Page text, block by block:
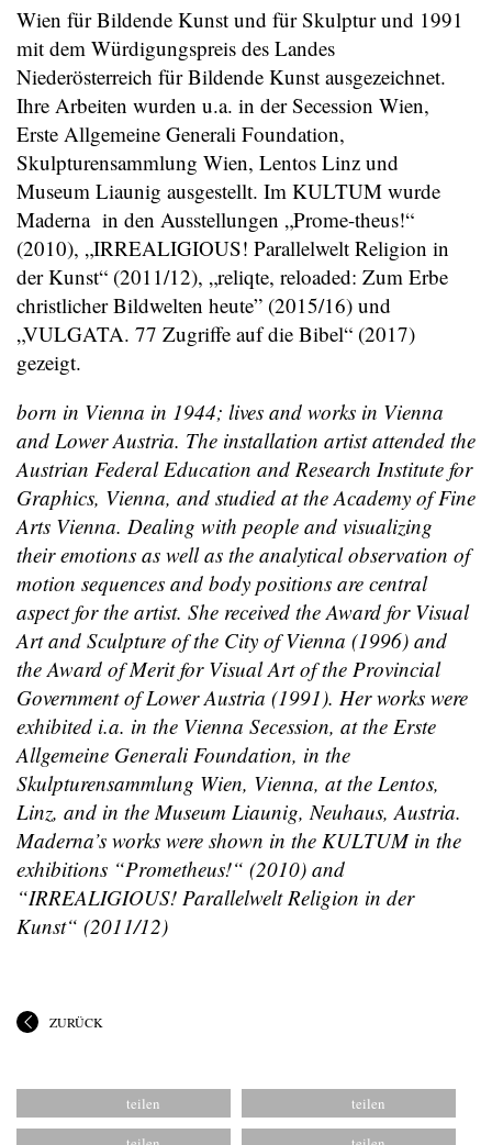
Wien für Bildende Kunst und für Skulptur und 1991
mit dem Würdigungspreis des Landes
Niederösterreich für Bildende Kunst ausgezeichnet.
Ihre Arbeiten wurden u.a. in der Secession Wien,
Erste Allgemeine Generali Foundation,
Skulpturensammlung Wien, Lentos Linz und
Museum Liaunig ausgestellt. Im KULTUM wurde
Maderna in den Ausstellungen „Prome-theus!“
(2010), „IRREALIGIOUS! Parallelwelt Religion in
der Kunst“ (2011/12), „reliqte, reloaded: Zum Erbe
christlicher Bildwelten heute” (2015/16) und
„VULGATA. 77 Zugriffe auf die Bibel“ (2017)
gezeigt.
born in Vienna in 1944; lives and works in Vienna
and Lower Austria. The installation artist attended the
Austrian Federal Education and Research Institute for
Graphics, Vienna, and studied at the Academy of Fine
Arts Vienna. Dealing with people and visualizing
their emotions as well as the analytical observation of
motion sequences and body positions are central
aspect for the artist. She received the Award for Visual
Art and Sculpture of the City of Vienna (1996) and
the Award of Merit for Visual Art of the Provincial
Government of Lower Austria (1991). Her works were
exhibited i.a. in the Vienna Secession, at the Erste
Allgemeine Generali Foundation, in the
Skulpturensammlung Wien, Vienna, at the Lentos,
Linz, and in the Museum Liaunig, Neuhaus, Austria.
Maderna’s works were shown in the KULTUM in the
exhibitions “Prometheus!“ (2010) and
“IRREALIGIOUS! Parallelwelt Religion in der
Kunst“ (2011/12)
ZURÜCK